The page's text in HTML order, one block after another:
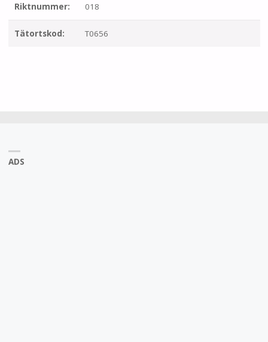
Riktnummer: 018
Tätortskod: T0656
ADS